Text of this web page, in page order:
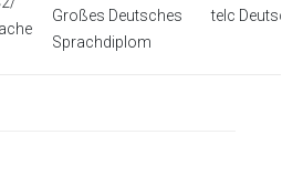
Großes Deutsches
Sprachdiplom
telc Deutsch